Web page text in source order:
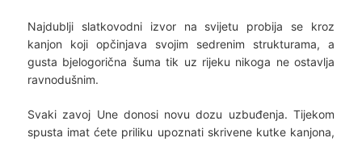
Najdublji slatkovodni izvor na svijetu probija se kroz
kanjon koji opčinjava svojim sedrenim strukturama, a
gusta bjelogorična šuma tik uz rijeku nikoga ne ostavlja
ravnodušnim.
Svaki zavoj Une donosi novu dozu uzbuđenja. Tijekom
spusta imat ćete priliku upoznati skrivene kutke kanjona,